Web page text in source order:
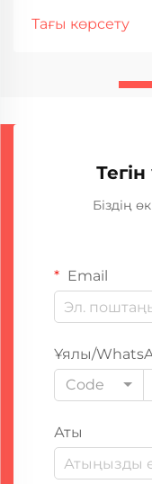
көлемді жинау
Тағы көрсету
Біздің
Email
Ұялы/
Code
Аты